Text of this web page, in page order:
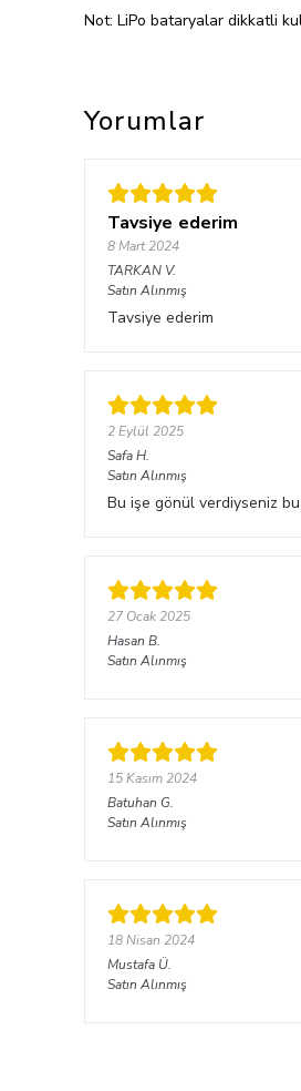
Not: LiPo bataryalar dikkatli
Yorumlar
Tavsiye ederim
8 Mart 2024
TARKAN V.
Satın Alınmış
Tavsiye ederim
2 Eylül 2025
SafaH.
Satın Alınmış
Bu işe gönül verdiyseniz
27 Ocak 2025
Hasan B.
Satın Alınmış
15 Kasım 2024
Batuhan G.
Satın Alınmış
18 Nisan 2024
Mustafa Ü.
Satın Alınmış